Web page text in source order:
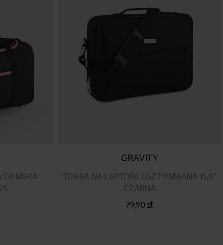
DAMSKA
GRAVITY
TORBA NA LAPTOPA USZTYWNIANA 15,6"
CZARNA
79,90 zł